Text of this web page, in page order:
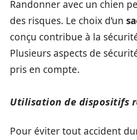
Randonner avec un chien
des risques. Le choix d’un
conçu contribue à la
Plusieurs aspects de
pris en compte.
Utilisation de dispositifs
Pour éviter tout accident